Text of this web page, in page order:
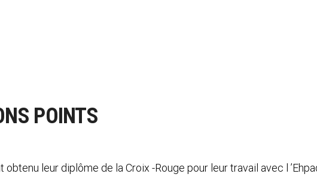
POINTS
leur diplôme de la Croix -Rouge pour leur travail avec l